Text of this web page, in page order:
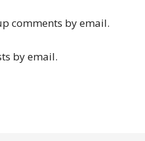
comments by email.
by email.